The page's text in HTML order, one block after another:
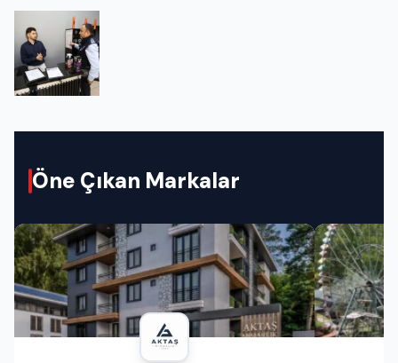
Öne Çıkan Markalar